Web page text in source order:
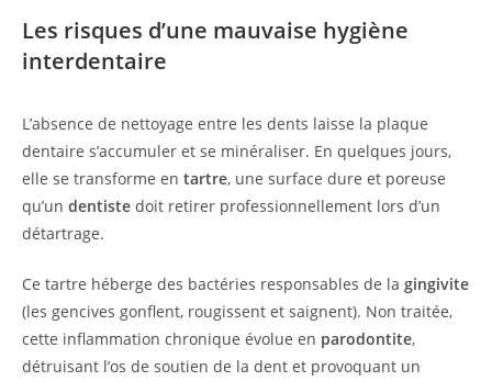
Les risques d’une mauvaise hygiène
interdentaire
L’absence de nettoyage entre les dents laisse la plaque
dentaire s’accumuler et se minéraliser. En quelques jours,
elle se transforme en tartre, une surface dure et poreuse
qu’un dentiste doit retirer professionnellement lors d’un
détartrage.
Ce tartre héberge des bactéries responsables de la gingivite
(les gencives gonflent, rougissent et saignent). Non traitée,
cette inflammation chronique évolue en parodontite,
détruisant l’os de soutien de la dent et provoquant un